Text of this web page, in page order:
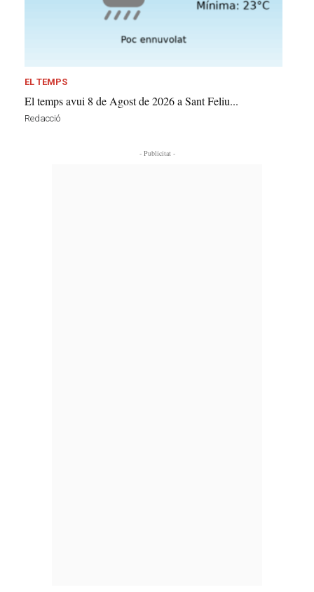
EL TEMPS
El temps avui 8 de Agost de 2026 a Sant Feliu...
Redacció
- Publicitat -